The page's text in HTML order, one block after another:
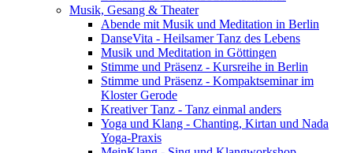
Musik, Gesang & Theater
Abende mit Musik und Meditation in Berlin
DanseVita - Heilsamer Tanz des Lebens
Musik und Meditation in Göttingen
Stimme und Präsenz - Kursreihe in Berlin
Stimme und Präsenz - Kompaktseminar im
Kloster Gerode
Kreativer Tanz - Tanz einmal anders
Yoga und Klang - Chanting, Kirtan und Nada
Yoga-Praxis